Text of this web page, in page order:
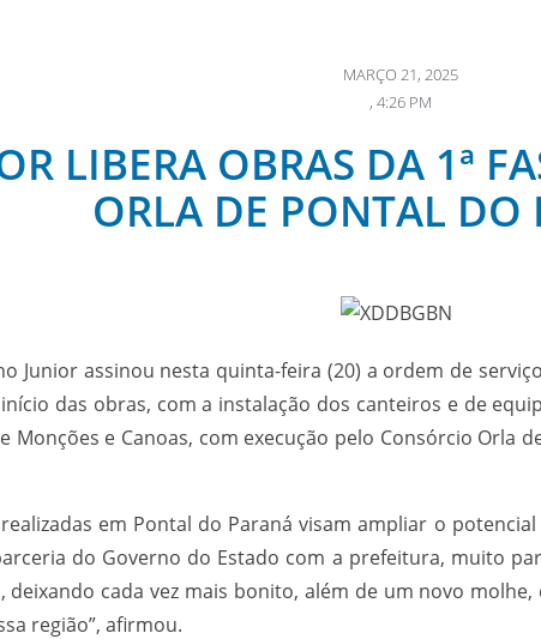
MARÇO 21, 2025
, 4:26 PM
LIBERA OBRAS DA 1ª
ORLA DE PONTAL DO
Junior assinou nesta quinta-feira (20) a ordem de
das obras, com a instalação dos canteiros e de
Monções e Canoas, com execução pelo Consórcio Orla
em Pontal do Paraná visam ampliar o
do Governo do Estado com a prefeitura, muito
deixando cada vez mais bonito, além de um novo
região”, afirmou.